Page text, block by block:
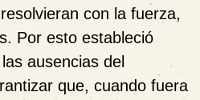
con la fuerza,
Por esto estableció
ausencias del
que, cuando fuera